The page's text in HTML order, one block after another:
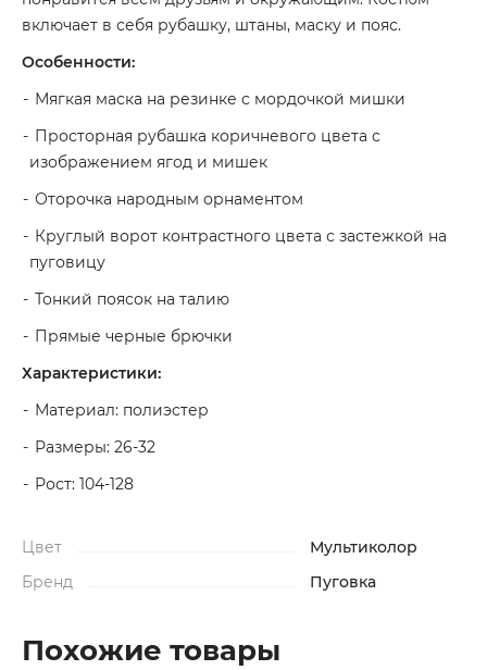
включает в себя рубашку, штаны, маску и пояс.
Особенности:
Мягкая маска на резинке с мордочкой мишки
Просторная рубашка коричневого цвета с
изображением ягод и мишек
Оторочка народным орнаментом
Круглый ворот контрастного цвета с застежкой на
пуговицу
Тонкий поясок на талию
Прямые черные брючки
Характеристики:
Материал: полиэстер
Размеры: 26-32
Рост: 104-128
Цвет
Мультиколор
Бренд
Пуговка
Похожие товары